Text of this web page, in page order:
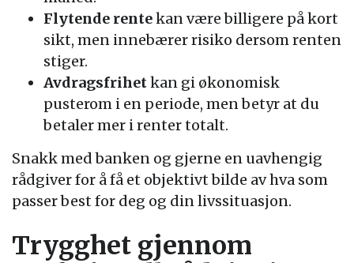
Flytende rentekan være billigere på kort
sikt, men innebærer risiko dersom renten
stiger.
Avdragsfrihetkan gi økonomisk
pusterom i en periode, men betyr at du
betaler mer i renter totalt.
Snakk med banken og gjerne en uavhengig
rådgiver for å få et objektivt bilde av hva som
passer best for deg og din livssituasjon.
Trygghet gjennom